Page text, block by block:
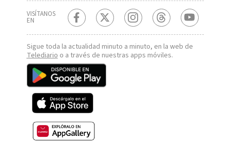
VISÍTANOS
EN
Sigue toda la actualidad minuto a minuto, en la web de
Telediario o a través de nuestras apps móviles.